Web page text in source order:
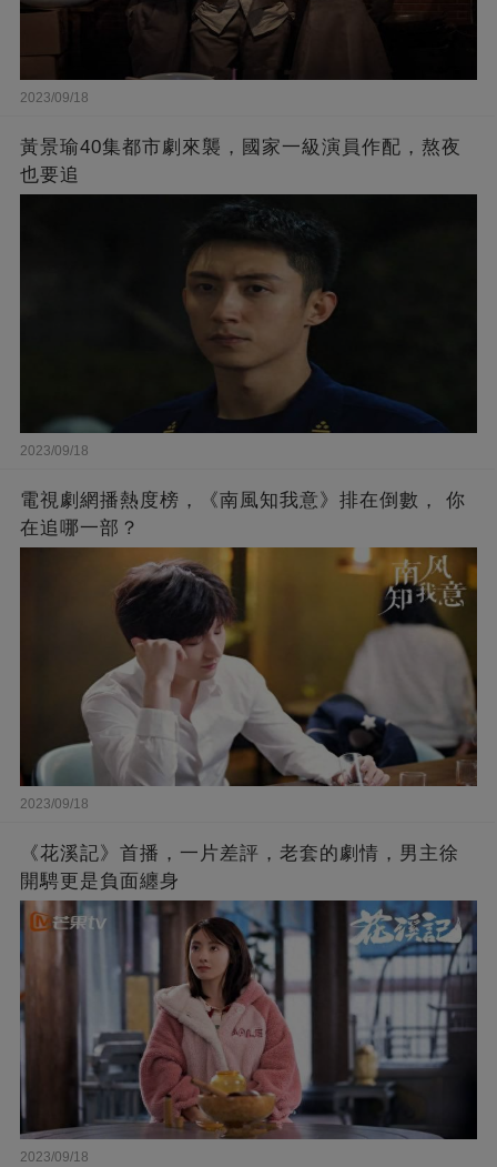
2023/09/18
黃景瑜40集都市劇來襲，國家一級演員作配，熬夜
也要追
2023/09/18
電視劇網播熱度榜，《南風知我意》排在倒數， 你
在追哪一部？
2023/09/18
《花溪記》首播，一片差評，老套的劇情，男主徐
開騁更是負面纏身
2023/09/18